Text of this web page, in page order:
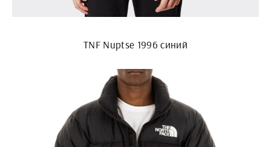
TNF Nuptse 1996 синий